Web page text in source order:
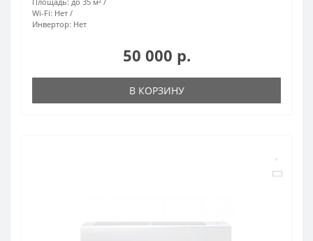
Wi-Fi: Нет
Инвертор: Нет
50 000 р.
В КОРЗИНУ